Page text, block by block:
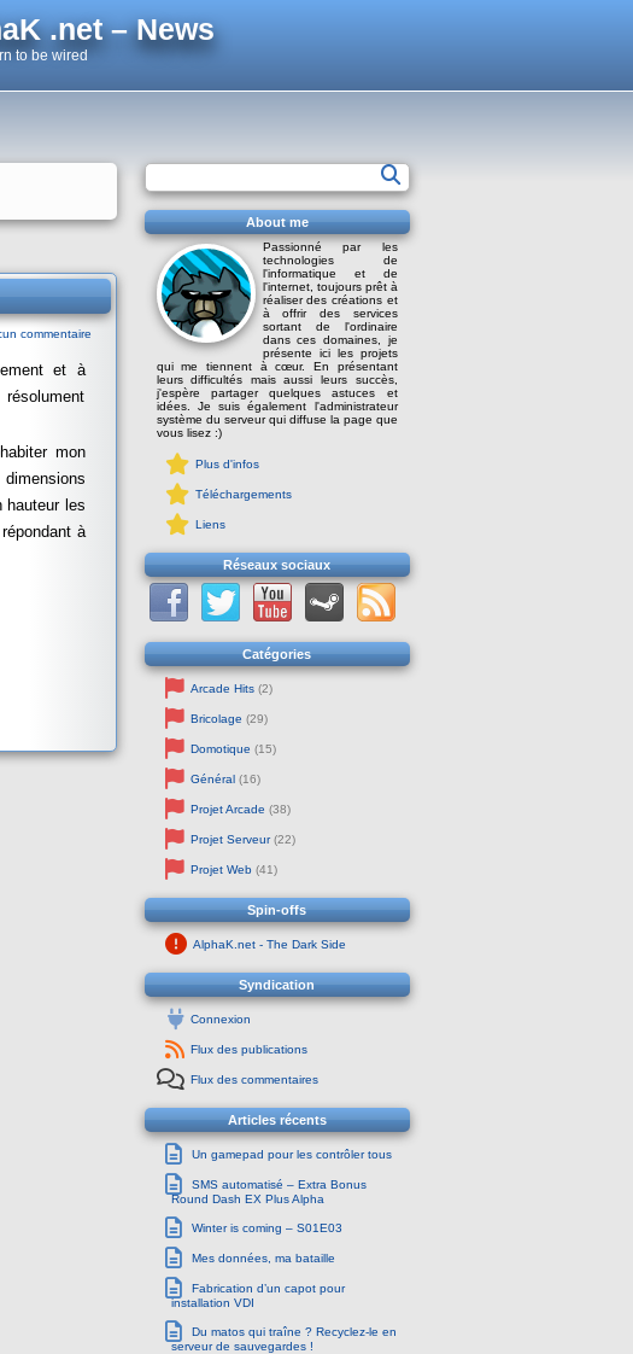
.net – News
to be wired
commentaire
et à
mon
dimensions
hauteur les
à
About me
Passionné par les
technologies de
l'informatique et de
l'internet, toujours prêt à
réaliser des créations et
à offrir des services
sortant de l'ordinaire
dans ces domaines, je
présente ici les projets
qui me tiennent à cœur. En présentant
leurs difficultés mais aussi leurs succès,
j'espère partager quelques astuces et
idées. Je suis également l'administrateur
système du serveur qui diffuse la page que
vous lisez :)
Plus d'infos
Téléchargements
Liens
Réseaux sociaux
Catégories
Arcade Hits(2)
Bricolage (29)
Domotique (15)
Général(16)
Projet Arcade (38)
Projet Serveur(22)
Projet Web(41)
Spin-offs
AlphaK.net - The Dark Side
Syndication
Connexion
Flux des publications
Flux des commentaires
Articles récents
Un gamepad pour les contrôler tous
SMS automatisé – Extra Bonus
Round Dash EX Plus Alpha
Winter is coming – S01E03
Mes données, ma bataille
Fabrication d’un capot pour
installation VDI
Du matos qui traîne ? Recyclez-le en
serveur de sauvegardes !